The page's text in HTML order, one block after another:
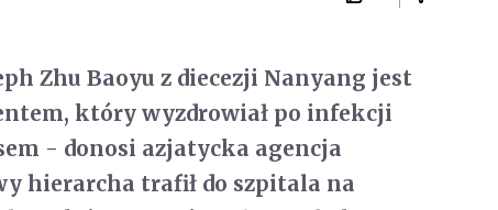
Zhu Baoyu z diecezji Nanyang jest
który wyzdrowiał po infekcji
- donosi azjatycka agencja
hierarcha trafił do szpitala na